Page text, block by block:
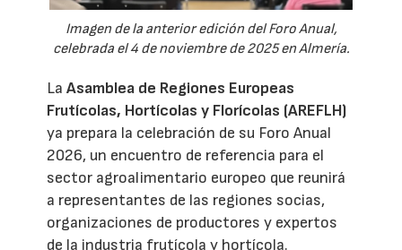
Imagen de la anterior edición del Foro Anual,
celebrada el 4 de noviembre de 2025 en Almería.
LaAsamblea de Regiones Europeas
Frutícolas, Hortícolas y Florícolas (AREFLH)
ya prepara la celebración de su Foro Anual
2026, un encuentro de referencia para el
sector agroalimentario europeo que reunirá
a representantes de las regiones socias,
organizaciones de productores y expertos
de la industria frutícola y hortícola.